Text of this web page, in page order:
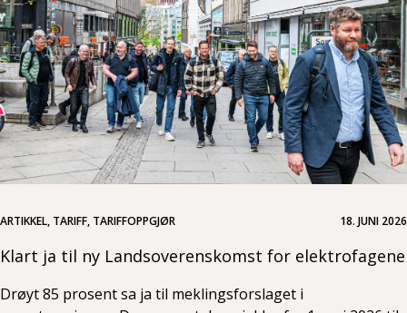
ARTIKKEL, TARIFF, TARIFFOPPGJØR 18. JUNI 2026
Klart ja til ny Landsoverenskomst for elektrofagene
Drøyt 85 prosent sa ja til meklingsforslaget i